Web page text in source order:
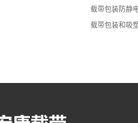
载带包装防静
载带包装和吸